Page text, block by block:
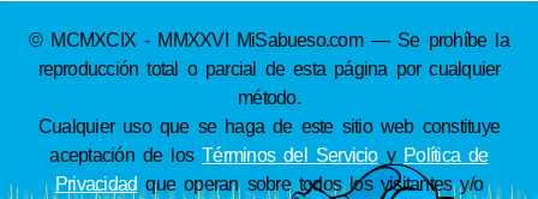
© MCMXCIX - MMXXVI MiSabueso.com — Se prohíbe la
reproducción total o parcial de esta página por cualquier
método.
Cualquier uso que se haga de este sitio web constituye
aceptación de losTérminos del Servicioy Política de
Privacidad que operan sobre todos los visitantes y/o